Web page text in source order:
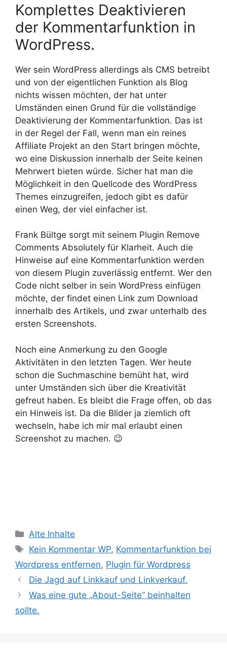
Komplettes Deaktivieren
der Kommentarfunktion in
WordPress.
Wer sein WordPress allerdings als CMS betreibt
und von der eigentlichen Funktion als Blog
nichts wissen möchten, der hat unter
Umständen einen Grund für die vollständige
Deaktivierung der Kommentarfunktion. Das ist
in der Regel der Fall, wenn man ein reines
Affiliate Projekt an den Start bringen möchte,
wo eine Diskussion innerhalb der Seite keinen
Mehrwert bieten würde. Sicher hat man die
Möglichkeit in den Quellcode des WordPress
Themes einzugreifen, jedoch gibt es dafür
einen Weg, der viel einfacher ist.
Frank Bültge sorgt mit seinem Plugin Remove
Comments Absolutely für Klarheit. Auch die
Hinweise auf eine Kommentarfunktion werden
von diesem Plugin zuverlässig entfernt. Wer den
Code nicht selber in sein WordPress einfügen
möchte, der findet einen Link zum Download
innerhalb des Artikels, und zwar unterhalb des
ersten Screenshots.
Noch eine Anmerkung zu den Google
Aktivitäten in den letzten Tagen. Wer heute
schon die Suchmaschine bemüht hat, wird
unter Umständen sich über die Kreativität
gefreut haben. Es bleibt die Frage offen, ob das
ein Hinweis ist. Da die Blider ja ziemlich oft
wechseln, habe ich mir mal erlaubt einen
Screenshot zu machen. 😉
Kategorien
Alte Inhalte
Schlagwörter
Kein Kommentar WP, Kommentarfunktion bei
Wordpress entfernen, Plugin für Wordpress
Die Jagd auf Linkkauf und Linkverkauf.
Was eine gute „About-Seite“ beinhalten
sollte.